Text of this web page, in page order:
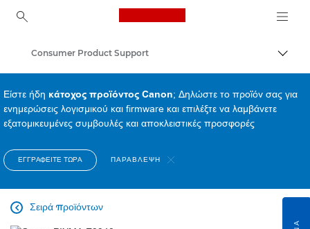
Canon Logo, back to
Consumer Product Support
Είστε ήδη κάτοχος προϊόντος Canon; Δηλώστε το προϊόν σας για
ενημερώσεις λογισμικού και firmware και επιλέξτε να λαμβάνετε
εξατομικευμένες συμβουλές και αποκλειστικές προσφορές
ΕΓΓΡΑΦΕΊΤΕ ΤΏΡΑ ΠΑΡΆΒΛΕΨΗ
Σειρά προϊόντων
